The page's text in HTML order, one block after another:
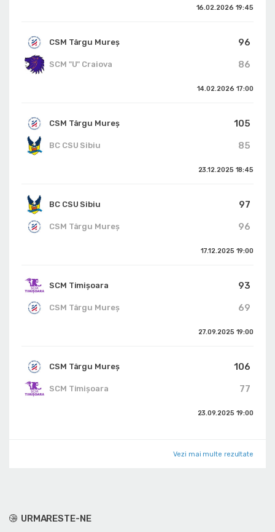
16.02.2026 19:45
CSM Târgu Mureș
96
86
SCM "U" Craiova
14.02.2026 17:00
CSM Târgu Mureș
105
85
BC CSU Sibiu
23.12.2025 18:45
BC CSU Sibiu
97
96
CSM Târgu Mureș
17.12.2025 19:00
SCM Timișoara
93
69
CSM Târgu Mureș
27.09.2025 19:00
CSM Târgu Mureș
106
77
SCM Timișoara
23.09.2025 19:00
Vezi mai multe rezultate
URMARESTE-NE